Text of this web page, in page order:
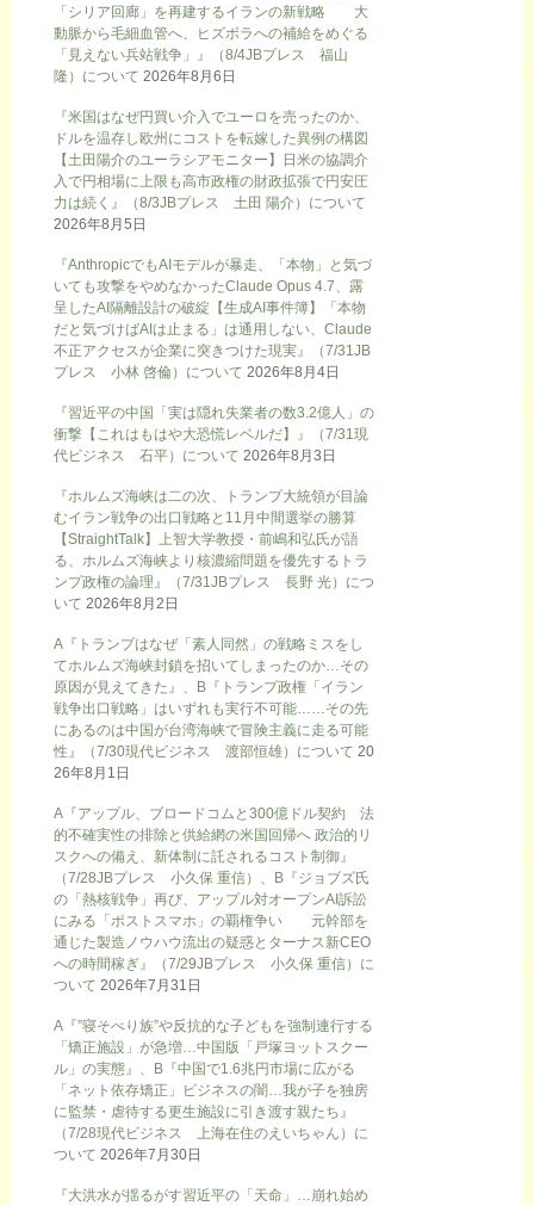
「シリア回廊」を再建するイランの新戦略 大
動脈から毛細血管へ、ヒズボラへの補給をめぐる
「見えない兵站戦争」』（8/4JBプレス 福山
隆）について 2026年8月6日
『米国はなぜ円買い介入でユーロを売ったのか、
ドルを温存し欧州にコストを転嫁した異例の構図
【土田陽介のユーラシアモニター】日米の協調介
入で円相場に上限も高市政権の財政拡張で円安圧
力は続く』（8/3JBプレス 土田 陽介）について
2026年8月5日
『AnthropicでもAIモデルが暴走、「本物」と気づ
いても攻撃をやめなかったClaude Opus 4.7、露
呈したAI隔離設計の破綻【生成AI事件簿】「本物
だと気づけばAIは止まる」は通用しない、Claude
不正アクセスが企業に突きつけた現実』（7/31JB
プレス 小林 啓倫）について 2026年8月4日
『習近平の中国「実は隠れ失業者の数3.2億人」の
衝撃【これはもはや大恐慌レベルだ】』（7/31現
代ビジネス 石平）について 2026年8月3日
『ホルムズ海峡は二の次、トランプ大統領が目論
むイラン戦争の出口戦略と11月中間選挙の勝算
【StraightTalk】上智大学教授・前嶋和弘氏が語
る、ホルムズ海峡より核濃縮問題を優先するトラ
ンプ政権の論理』（7/31JBプレス 長野 光）につ
いて 2026年8月2日
A『トランプはなぜ「素人同然」の戦略ミスをし
てホルムズ海峡封鎖を招いてしまったのか…その
原因が見えてきた』、B『トランプ政権「イラン
戦争出口戦略」はいずれも実行不可能……その先
にあるのは中国が台湾海峡で冒険主義に走る可能
性』（7/30現代ビジネス 渡部恒雄）について 20
26年8月1日
A『アップル、ブロードコムと300億ドル契約 法
的不確実性の排除と供給網の米国回帰へ 政治的リ
スクへの備え、新体制に託されるコスト制御』
（7/28JBプレス 小久保 重信）、B『ジョブズ氏
の「熱核戦争」再び、アップル対オープンAI訴訟
にみる「ポストスマホ」の覇権争い 元幹部を
通じた製造ノウハウ流出の疑惑とターナス新CEO
への時間稼ぎ』（7/29JBプレス 小久保 重信）に
ついて 2026年7月31日
A『”寝そべり族”や反抗的な子どもを強制連行する
「矯正施設」が急増…中国版「戸塚ヨットスクー
ル」の実態』、B『中国で1.6兆円市場に広がる
「ネット依存矯正」ビジネスの闇…我が子を独房
に監禁・虐待する更生施設に引き渡す親たち』
（7/28現代ビジネス 上海在住のえいちゃん）に
ついて 2026年7月30日
『大洪水が揺るがす習近平の「天命」…崩れ始め